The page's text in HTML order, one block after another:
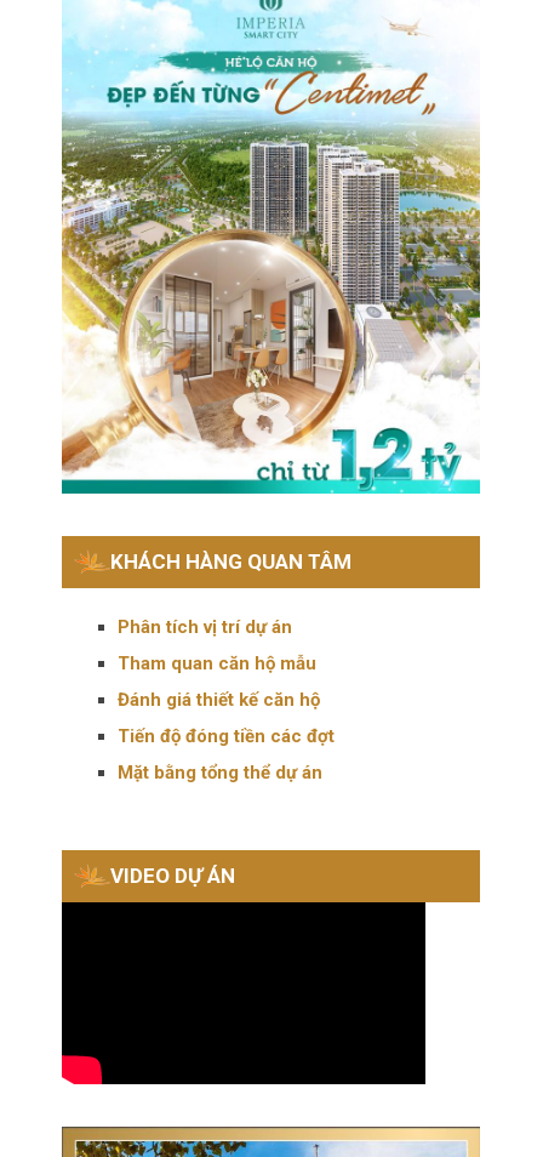
KHÁCH HÀNG QUAN TÂM
Phân tích vị trí dự án
Tham quan căn hộ mẫu
Đánh giá thiết kế căn hộ
Tiến độ đóng tiền các đợt
Mặt bằng tổng thể dự án
VIDEO DỰ ÁN